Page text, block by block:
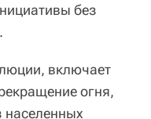
без
включает
огня,
населенных